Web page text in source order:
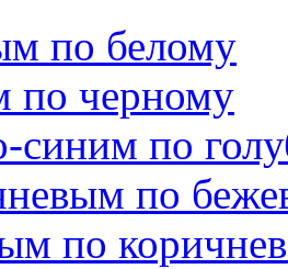
по белому
по черному
синим по
по
по